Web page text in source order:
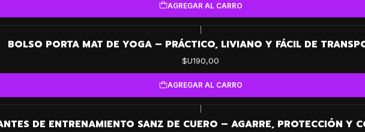
AGREGAR AL CARRO
BOLSO PORTA MAT DE YOGA – PRÁCTICO, LIVIANO Y FÁCIL DE
$U190,00
AGREGAR AL CARRO
DE ENTRENAMIENTO SANZ DE CUERO – AGARRE, PROTECCIÓN Y